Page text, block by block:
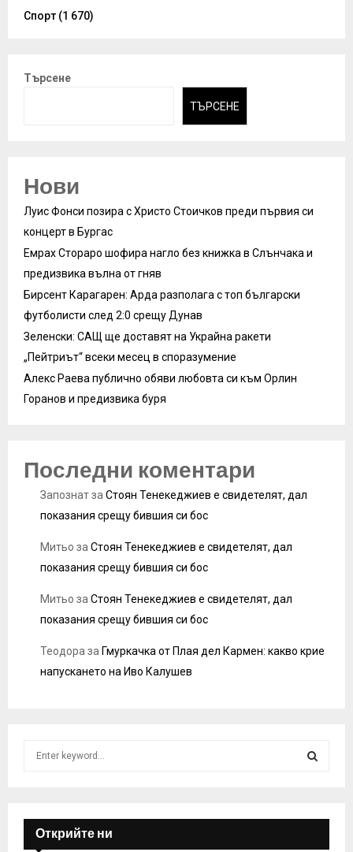
Спорт (1 670)
Търсене
ТЪРСЕНЕ
Нови
Луис Фонси позира с Христо Стоичков преди първия си
концерт в Бургас
Емрах Стораро шофира нагло без книжка в Слънчака и
предизвика вълна от гняв
Бирсент Карагарен: Арда разполага с топ български
футболисти след 2:0 срещу Дунав
Зеленски: САЩ ще доставят на Украйна ракети
„Пейтриът“ всеки месец в споразумение
Алекс Раева публично обяви любовта си към Орлин
Горанов и предизвика буря
Последни коментари
Запознатза Стоян Тенекеджиев е свидетелят, дал
показания срещу бившия си бос
Митьо за Стоян Тенекеджиев е свидетелят, дал
показания срещу бившия си бос
Митьо за Стоян Тенекеджиев е свидетелят, дал
показания срещу бившия си бос
Теодора за Гмуркачка от Плая дел Кармен: какво крие
напускането на Иво Калушев
f
E
Открийте ни